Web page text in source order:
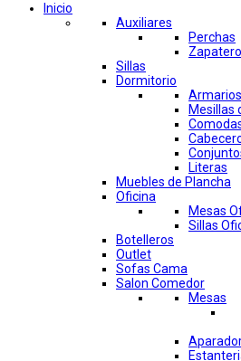
Inicio
Auxiliares
Perchas
Sillas
Dormitorio
Mesillas
Literas
Muebles de Plancha
Oficina
Mesas
Sillas
Botelleros
Outlet
Sofas Cama
Salon Comedor
Mesas